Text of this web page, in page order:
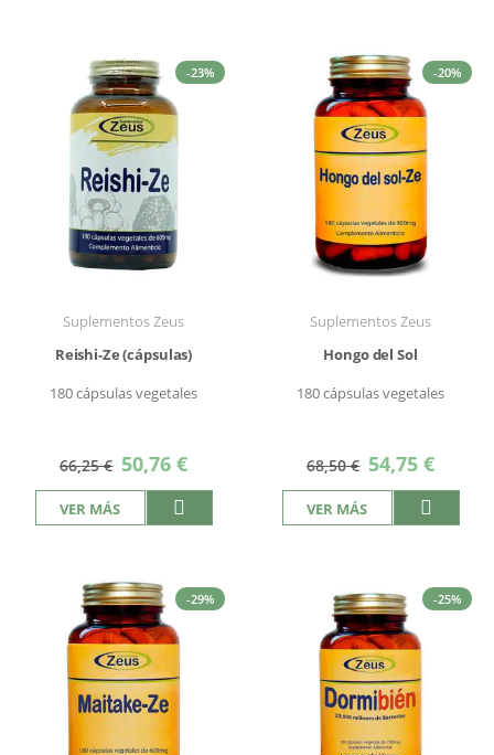
-23%
Suplementos Zeus
Reishi-Ze (cápsulas)
180 cápsulas vegetales
66,25 € Precio
especial
50,76 €
VER MÁS
-20%
Suplementos Zeus
Hongo del Sol
180 cápsulas vegetales
68,50 € Precio
especial
54,75 €
VER MÁS
-29% -25%